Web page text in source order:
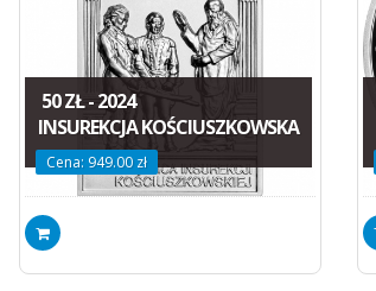
50 ZŁ - 2024
INSUREKCJA KOŚCIUSZKOWSKA
Cena: 949.00 zł